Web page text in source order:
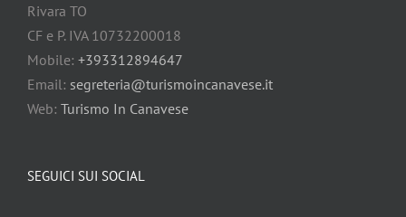
Rivara TO
CF e P. IVA 10732200018
Mobile: +393312894647
Email: segreteria@turismoincanavese.it
Web: Turismo In Canavese
SEGUICI SUI SOCIAL